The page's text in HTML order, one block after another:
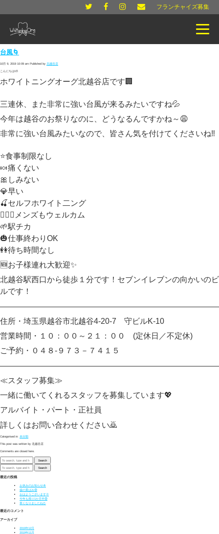
フランチャイズ募集
台風🌀
10月 9, 2019 10:09 am Published by 北越谷店
こんにちは⛅
ホワイトニングオーグ北越谷店です🏢
三連休、また非常に強い台風が来るみたいですね💦
今年は越谷のお祭りなのに、どうなるんですかね～😩
非常に強い台風みたいなので、皆さん気を付けてくださいね‼
⭐️食事制限なし
🍬痛くない
🎀しみない
💎早い
🍒セルフホワイト二ング
🙆🏻‍♂️メンズもウェルカム
🌱駅チカ
🎃仕事終わりOK
👭待ち時間なし
🆕お子様連れ大歓迎✨
北越谷駅西口から徒歩１分です！セブンイレブンの向かいのビ
ルです！
住所・埼玉県越谷市北越谷4-20-7 守ビルK‐10
営業時間・１０：００～２１：００ (定休日／不定休)
ご予約・０４８-９７３－７４１５
≪スタッフ募集≫
一緒に働いてくれるスタッフを募集しています💖
アルバイト・パート・正社員
詳しくはお問い合わせください🙇
Categorised in: 未分類
This post was written by 北越谷店
Comments are closed here.
Search
Search
最近の投稿
お休みのお知らせ🎍
歯の黄ばみ😨
おはようございます🌞
今年も残り1か月半😨
寒くなりましたね⛄
最近のコメント
アーカイブ
2019年12月
2019年11月